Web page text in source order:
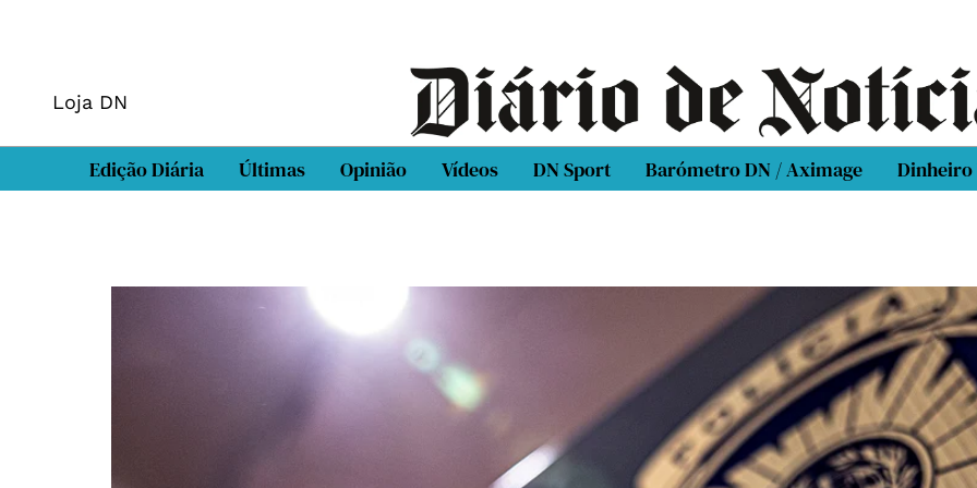
Loja DN
Edição Diária Últimas Opinião Vídeos DN Sport Barómetro DN / Aximage Dinheiro